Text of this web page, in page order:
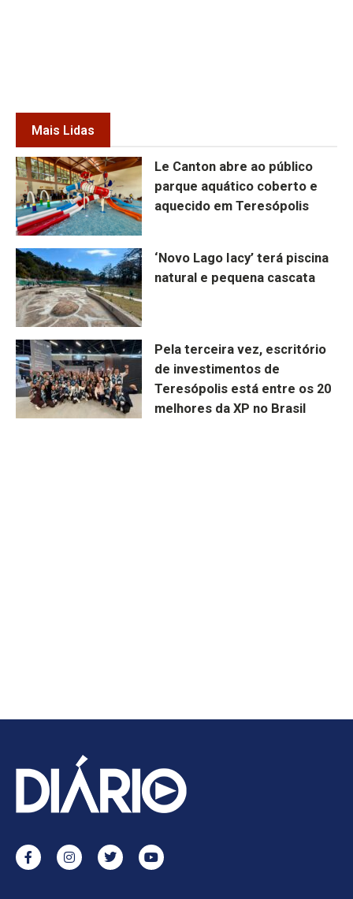
Mais Lidas
Le Canton abre ao público
parque aquático coberto e
aquecido em Teresópolis
‘Novo Lago Iacy’ terá piscina
natural e pequena cascata
Pela terceira vez, escritório
de investimentos de
Teresópolis está entre os 20
melhores da XP no Brasil